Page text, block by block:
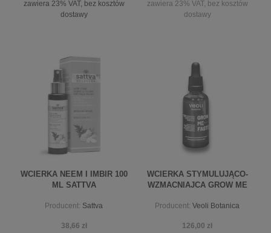
zawiera 23% VAT, bez kosztów
dostawy
do koszyka
zawiera 23% VAT, bez kosztów
dostawy
powiadom o dostępności
WCIERKA NEEM I IMBIR 100
ML SATTVA
Producent: Sattva
38,66 zł
WCIERKA STYMULUJĄCO-
WZMACNIAJCA GROW ME
Producent: Veoli Botanica
126,00 zł